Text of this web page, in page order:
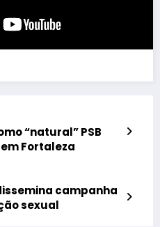
“natural” PSB
Fortaleza
campanha
sexual